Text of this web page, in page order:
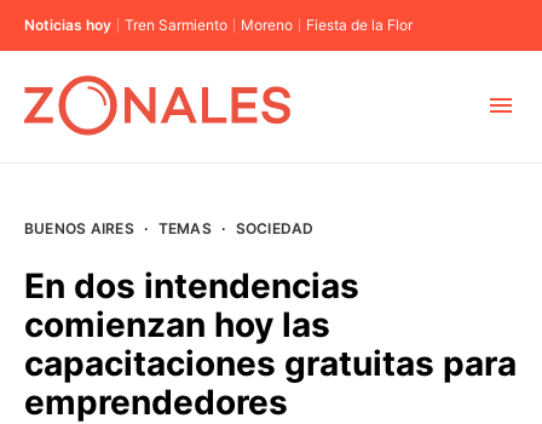
Noticias hoy Tren Sarmiento Moreno Fiesta de la Flor
BUENOS AIRES
PROVINCIAS
BUENOS AIRES · TEMAS · SOCIEDAD
En dos intendencias
comienzan hoy las
capacitaciones gratuitas para
emprendedores